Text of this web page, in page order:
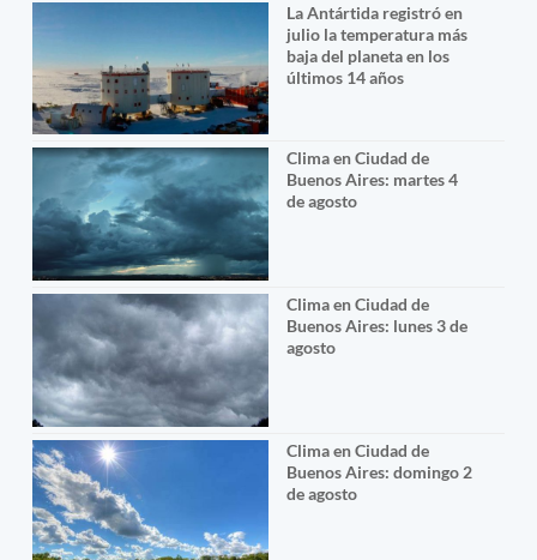
La Antártida registró en
julio la temperatura más
baja del planeta en los
últimos 14 años
Clima en Ciudad de
Buenos Aires: martes 4
de agosto
Clima en Ciudad de
Buenos Aires: lunes 3 de
agosto
Clima en Ciudad de
Buenos Aires: domingo 2
de agosto